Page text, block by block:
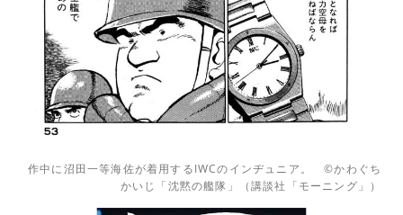
作中に沼田一等海佐が着用するIWCのインヂュニア。 ©かわぐち
かいじ「沈黙の艦隊」（講談社「モーニング」）